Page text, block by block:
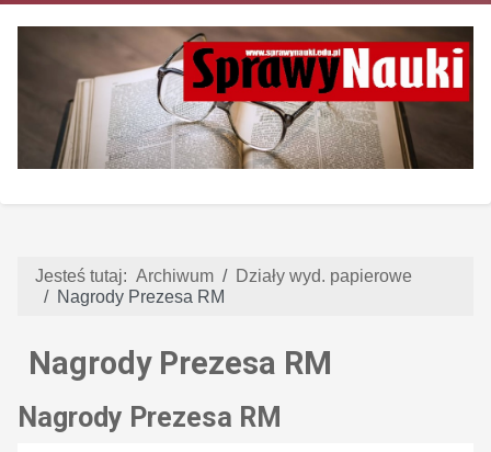
Jesteś tutaj: Archiwum
Działy wyd. papierowe
Nagrody Prezesa RM
Nagrody Prezesa RM
Nagrody Prezesa RM